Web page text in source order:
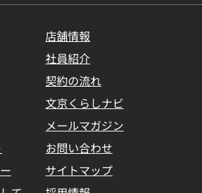
店舗情報
社員紹介
契約の流れ
文京くらしナビ
メールマガジン
お問い合わせ
サイトマップ